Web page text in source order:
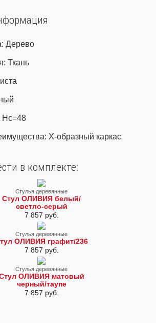
Дерево
Ткань
Нс=48
Х-образный каркас
в комплекте:
Стулья деревянные
Стул ОЛИВИЯ белый/
светло-серый
7 857 руб.
Стулья деревянные
ОЛИВИЯ графит/236
7 857 руб.
Стулья деревянные
ОЛИВИЯ матовый
черный/таупе
7 857 руб.